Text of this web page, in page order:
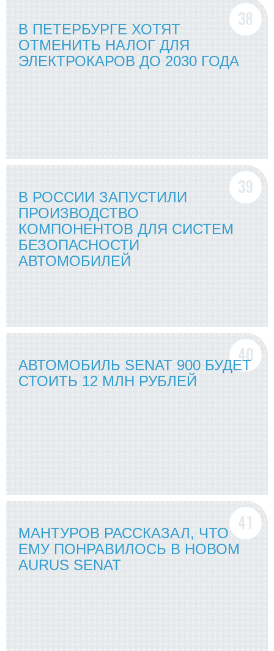
В ПЕТЕРБУРГЕ ХОТЯТ
ОТМЕНИТЬ НАЛОГ ДЛЯ
ЭЛЕКТРОКАРОВ ДО 2030 ГОДА
В РОССИИ ЗАПУСТИЛИ
ПРОИЗВОДСТВО
КОМПОНЕНТОВ ДЛЯ СИСТЕМ
БЕЗОПАСНОСТИ
АВТОМОБИЛЕЙ
АВТОМОБИЛЬ SENAT 900 БУДЕТ
СТОИТЬ 12 МЛН РУБЛЕЙ
МАНТУРОВ РАССКАЗАЛ, ЧТО
ЕМУ ПОНРАВИЛОСЬ В НОВОМ
AURUS SENAT